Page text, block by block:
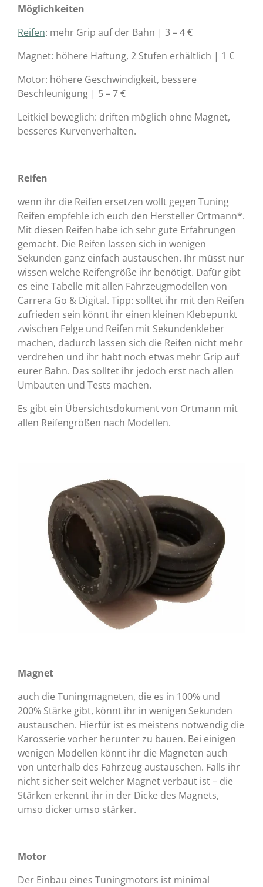
Möglichkeiten
Reifen: mehr Grip auf der Bahn | 3 – 4 €
Magnet: höhere Haftung, 2 Stufen erhältlich | 1 €
Motor: höhere Geschwindigkeit, bessere
Beschleunigung | 5 – 7 €
Leitkiel beweglich: driften möglich ohne Magnet,
besseres Kurvenverhalten.
Reifen
wenn ihr die Reifen ersetzen wollt gegen Tuning
Reifen empfehle ich euch den Hersteller Ortmann*.
Mit diesen Reifen habe ich sehr gute Erfahrungen
gemacht. Die Reifen lassen sich in wenigen
Sekunden ganz einfach austauschen. Ihr müsst nur
wissen welche Reifengröße ihr benötigt. Dafür gibt
es eine Tabelle mit allen Fahrzeugmodellen von
Carrera Go & Digital. Tipp: solltet ihr mit den Reifen
zufrieden sein könnt ihr einen kleinen Klebepunkt
zwischen Felge und Reifen mit Sekundenkleber
machen, dadurch lassen sich die Reifen nicht mehr
verdrehen und ihr habt noch etwas mehr Grip auf
eurer Bahn. Das solltet ihr jedoch erst nach allen
Umbauten und Tests machen.
Es gibt ein Übersichtsdokument von Ortmann mit
allen Reifengrößen nach Modellen.
Magnet
auch die Tuningmagneten, die es in 100% und
200% Stärke gibt, könnt ihr in wenigen Sekunden
austauschen. Hierfür ist es meistens notwendig die
Karosserie vorher herunter zu bauen. Bei einigen
wenigen Modellen könnt ihr die Magneten auch
von unterhalb des Fahrzeug austauschen. Falls ihr
nicht sicher seit welcher Magnet verbaut ist – die
Stärken erkennt ihr in der Dicke des Magnets,
umso dicker umso stärker.
Motor
Der Einbau eines Tuningmotors ist minimal